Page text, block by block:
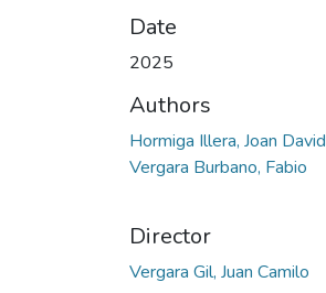
Date
2025
Authors
Hormiga Illera, Joan David
Vergara Burbano, Fabio
Director
Vergara Gil, Juan Camilo